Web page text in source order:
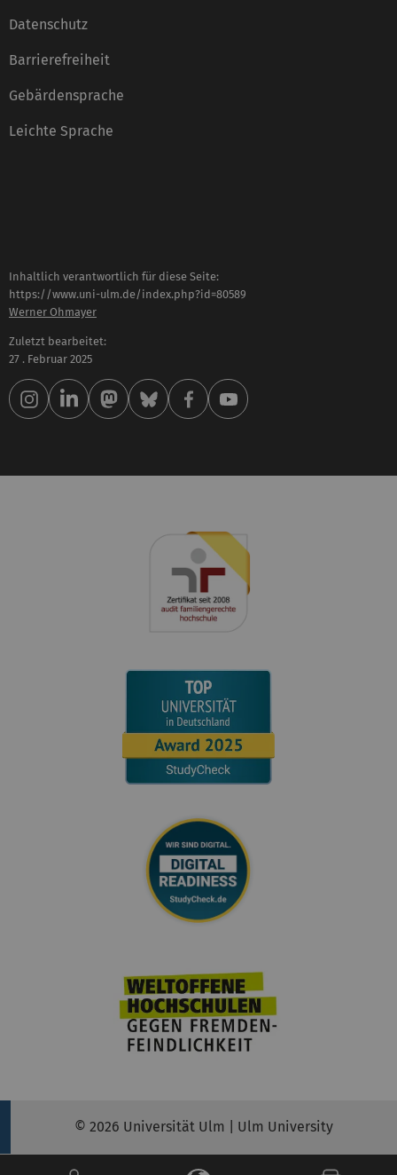
Datenschutz
Barrierefreiheit
Gebärdensprache
Leichte Sprache
Inhaltlich verantwortlich für diese Seite:
https://www.uni-ulm.de/index.php?id=80589
Werner Ohmayer
Zuletzt bearbeitet:
27 . Februar 2025
© 2026 Universität Ulm | Ulm University